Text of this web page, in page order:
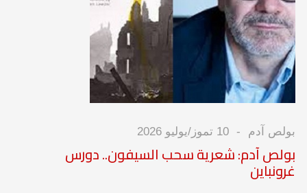
بولص آدم 10 تموز/يوليو 2026
بولص آدم: شعرية سحب السيفون.. دورس
غرونباين